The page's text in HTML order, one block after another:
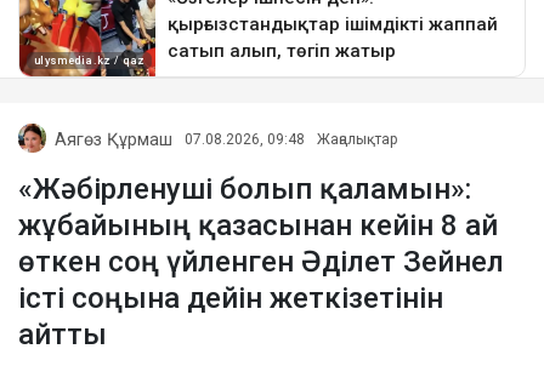
Аягөз Құрмаш 07.08.2026, 09:48 Жаңалықтар
«Жәбірленуші болып қаламын»:
жұбайының қазасынан кейін 8 ай
өткен соң үйленген Әділет Зейнел
істі соңына дейін жеткізетінін
айтты